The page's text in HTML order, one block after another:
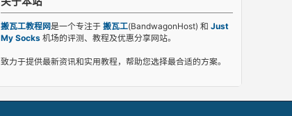
搬瓦工教程网是一个专注于 搬瓦工(BandwagonHost) 和 Just
My Socks 机场的评测、教程及优惠分享网站。
致力于提供最新资讯和实用教程，帮助您选择最合适的方案。